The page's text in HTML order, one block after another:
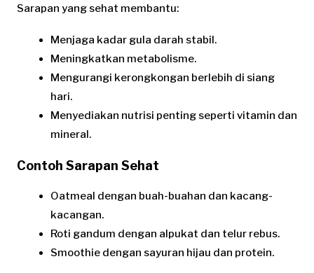
Sarapan yang sehat membantu:
Menjaga kadar gula darah stabil.
Meningkatkan metabolisme.
Mengurangi kerongkongan berlebih di siang
hari.
Menyediakan nutrisi penting seperti vitamin dan
mineral.
Contoh Sarapan Sehat
Oatmeal dengan buah-buahan dan kacang-
kacangan.
Roti gandum dengan alpukat dan telur rebus.
Smoothie dengan sayuran hijau dan protein.